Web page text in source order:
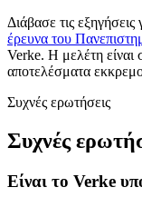
Διάβασε τις εξηγήσεις
έρευνα του
Verke. Η μελέτη είναι
αποτελέσματα
Συχνές ερωτήσεις
Συχνές
Είναι το Verke